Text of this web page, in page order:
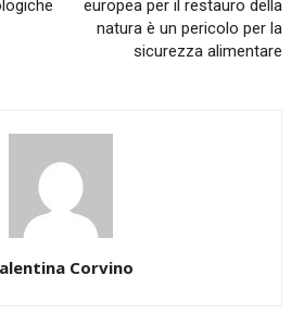
europea per il restauro della
natura è un pericolo per la
sicurezza alimentare
Corvino